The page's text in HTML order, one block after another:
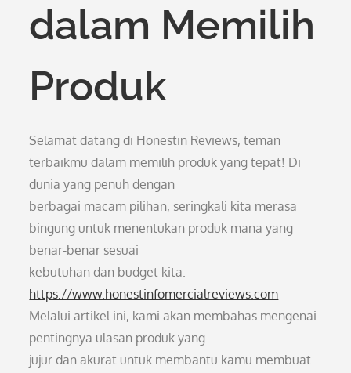
dalam Memilih
Produk
Selamat datang di Honestin Reviews, teman
terbaikmu dalam memilih produk yang tepat! Di
dunia yang penuh dengan
berbagai macam pilihan, seringkali kita merasa
bingung untuk menentukan produk mana yang
benar-benar sesuai
kebutuhan dan budget kita.
https://www.honestinfomercialreviews.com
Melalui artikel ini, kami akan membahas mengenai
pentingnya ulasan produk yang
jujur dan akurat untuk membantu kamu membuat